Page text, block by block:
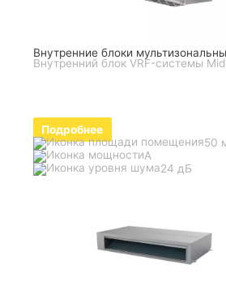
Внутренние блоки
Внутренний блок VRF-системы
Подробнее
50
A
24 дБ